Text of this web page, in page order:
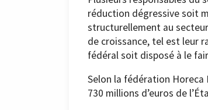
réduction dégressive soit
structurellement au
de croissance, tel est leur
fédéral soit disposé à le
Selon la fédération
730 millions d’euros de